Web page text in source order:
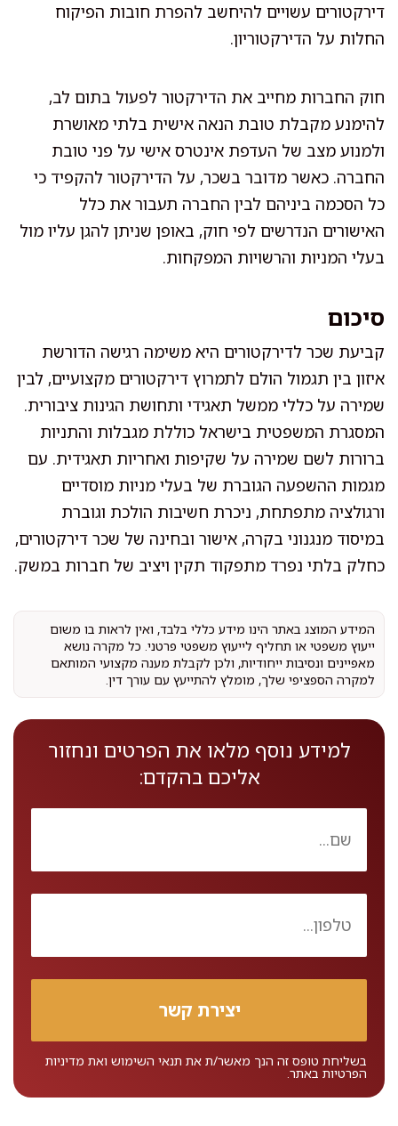
דירקטורים עשויים להיחשב להפרת חובות הפיקוח
החלות על הדירקטוריון.
חוק החברות מחייב את הדירקטור לפעול בתום לב,
להימנע מקבלת טובת הנאה אישית בלתי מאושרת
ולמנוע מצב של העדפת אינטרס אישי על פני טובת
החברה. כאשר מדובר בשכר, על הדירקטור להקפיד כי
כל הסכמה ביניהם לבין החברה תעבור את כלל
האישורים הנדרשים לפי חוק, באופן שניתן להגן עליו מול
בעלי המניות והרשויות המפקחות.
סיכום
קביעת שכר לדירקטורים היא משימה רגישה הדורשת
איזון בין תגמול הולם לתמרוץ דירקטורים מקצועיים, לבין
שמירה על כללי ממשל תאגידי ותחושת הגינות ציבורית.
המסגרת המשפטית בישראל כוללת מגבלות והתניות
ברורות לשם שמירה על שקיפות ואחריות תאגידית. עם
מגמות ההשפעה הגוברת של בעלי מניות מוסדיים
ורגולציה מתפתחת, ניכרת חשיבות הולכת וגוברת
במיסוד מנגנוני בקרה, אישור ובחינה של שכר דירקטורים,
כחלק בלתי נפרד מתפקוד תקין ויציב של חברות במשק.
המידע המוצג באתר הינו מידע כללי בלבד, ואין לראות בו משום
ייעוץ משפטי או תחליף לייעוץ משפטי פרטני. כל מקרה נושא
מאפיינים ונסיבות ייחודיות, ולכן לקבלת מענה מקצועי המותאם
למקרה הספציפי שלך, מומלץ להתייעץ עם עורך דין.
למידע נוסף מלאו את הפרטים ונחזור
אליכם בהקדם:
בשליחת טופס זה הנך מאשר/ת את תנאי השימוש ואת מדיניות
הפרטיות באתר.